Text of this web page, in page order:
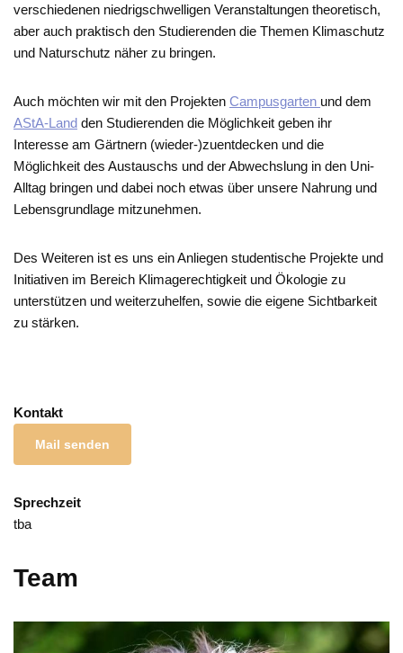
verschiedenen niedrigschwelligen Veranstaltungen theoretisch,
aber auch praktisch den Studierenden die Themen Klimaschutz
und Naturschutz näher zu bringen.
Auch möchten wir mit den Projekten Campusgarten und dem
AStA-Land den Studierenden die Möglichkeit geben ihr
Interesse am Gärtnern (wieder-)zuentdecken und die
Möglichkeit des Austauschs und der Abwechslung in den Uni-
Alltag bringen und dabei noch etwas über unsere Nahrung und
Lebensgrundlage mitzunehmen.
Des Weiteren ist es uns ein Anliegen studentische Projekte und
Initiativen im Bereich Klimagerechtigkeit und Ökologie zu
unterstützen und weiterzuhelfen, sowie die eigene Sichtbarkeit
zu stärken.
Kontakt
Mail senden
Sprechzeit
tba
Team